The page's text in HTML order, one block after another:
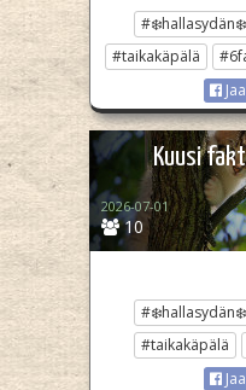
#❄️hallasydän❄️
#taikakäpälä
Jaa
Kuusi
10
2026-07-01
#❄️hallasydän❄️
#taikakäpälä
Jaa